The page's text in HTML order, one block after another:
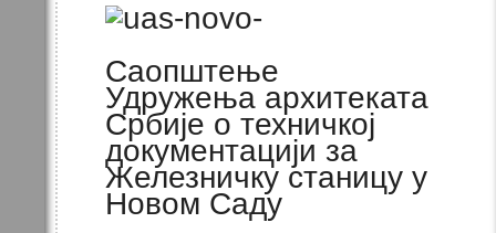
Саопштење
Удружења архитеката
Србије о техничкој
документацији за
Железничку станицу у
Новом Саду